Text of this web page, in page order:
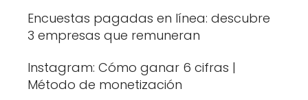
Encuestas pagadas en línea: descubre
3 empresas que remuneran
Instagram: Cómo ganar 6 cifras |
Método de monetización